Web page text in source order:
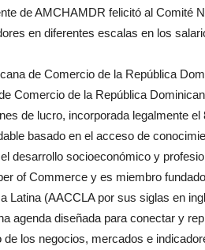
de AMCHAMDR felicitó al Comité
en diferentes escalas en los
de Comercio de la República
Comercio de la República
de lucro, incorporada legalmente
basado en el acceso de
desarrollo socioeconómico y
of Commerce y es miembro
Latina (AACCLA por sus siglas en
agenda diseñada para conectar y
de los negocios, mercados e